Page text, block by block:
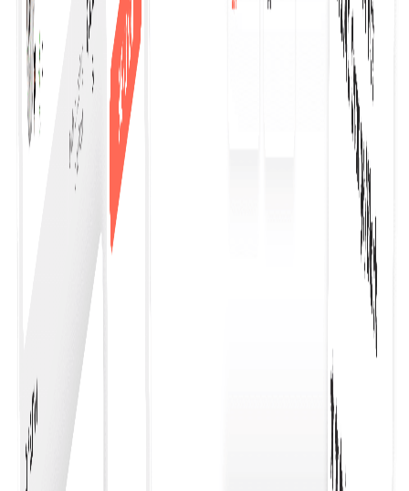
Pembayaran Belanja Perusahaan
Merampingkan pembelian untuk bisnis, menawarkan
proses yang lancar dan efisien yang meningkatkan
produktivitas dan menyederhanakan manajemen
pengeluaran.